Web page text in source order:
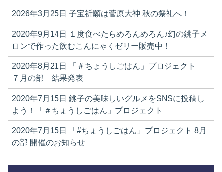
2026年3月25日 子宝祈願は菅原大神 秋の祭礼へ！
2020年9月14日
１度食べたらめろんめろん♪幻の銚子メ
ロンで作った飲むこんにゃくゼリー販売中！
2020年8月21日
「＃ちょうしごはん」プロジェクト
７月の部 結果発表
2020年7月15日 銚子の美味しいグルメをSNSに投稿し
よう！「＃ちょうしごはん」プロジェクト
2020年7月15日
「#ちょうしごはん」プロジェクト 8月
の部 開催のお知らせ